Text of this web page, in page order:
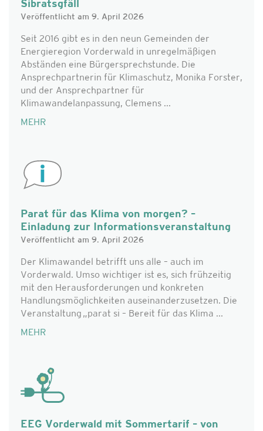
Sibratsgfäll
Veröffentlicht am 9. April 2026
Seit 2016 gibt es in den neun Gemeinden der
Energieregion Vorderwald in unregelmäßigen
Abständen eine Bürgersprechstunde. Die
Ansprechpartnerin für Klimaschutz, Monika Forster,
und der Ansprechpartner für
Klimawandelanpassung, Clemens ...
MEHR
Parat für das Klima von morgen? –
Einladung zur Informationsveranstaltung
Veröffentlicht am 9. April 2026
Der Klimawandel betrifft uns alle – auch im
Vorderwald. Umso wichtiger ist es, sich frühzeitig
mit den Herausforderungen und konkreten
Handlungsmöglichkeiten auseinanderzusetzen. Die
Veranstaltung „parat si – Bereit für das Klima ...
MEHR
EEG Vorderwald mit Sommertarif – von